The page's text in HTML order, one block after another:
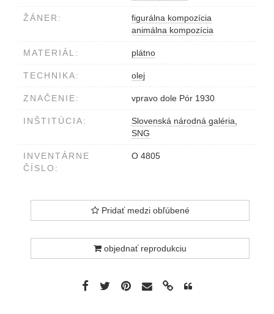
ŽÁNER:
figurálna kompozícia
animálna kompozícia
MATERIÁL: plátno
TECHNIKA: olej
ZNAČENIE: vpravo dole Pór 1930
INŠTITÚCIA:
Slovenská národná galéria,
SNG
INVENTÁRNE
ČÍSLO:
O 4805
Pridať medzi obľúbené
objednať reprodukciu